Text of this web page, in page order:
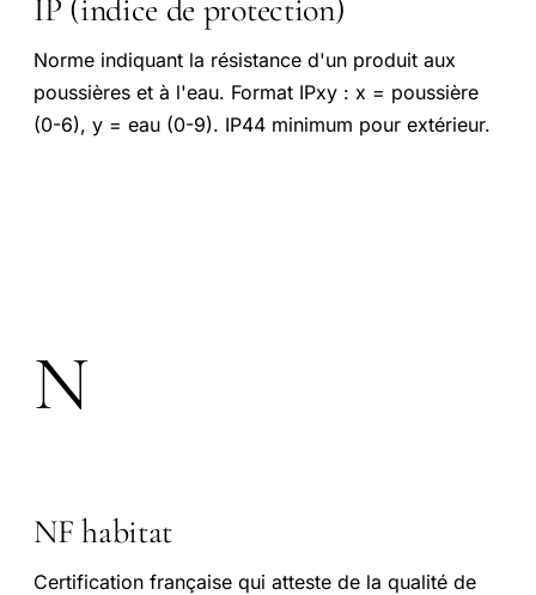
IP (indice de protection)
Norme indiquant la résistance d'un produit aux
poussières et à l'eau. Format IPxy : x = poussière
(0-6), y = eau (0-9). IP44 minimum pour extérieur.
N
NF habitat
Certification française qui atteste de la qualité de